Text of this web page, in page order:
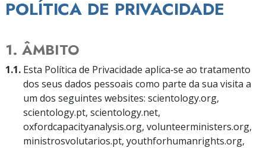
POLÍTICA DE PRIVACIDADE
1. ÂMBITO
1.1. Esta Política de Privacidade aplica‑se ao tratamento
dos seus dados pessoais como parte da sua visita a
um dos seguintes websites: scientology.org,
scientology.pt, scientology.net,
oxfordcapacityanalysis.org, volunteerministers.org,
ministrosvolutarios.pt, youthforhumanrights.org,